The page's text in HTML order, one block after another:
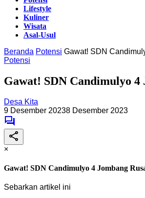
Lifestyle
Kuliner
Wisata
Asal-Usul
Beranda Potensi Gawat! SDN
Potensi
Gawat! SDN Candimulyo
Desa Kita
9 Desember 20238 Desember 2023
×
Gawat! SDN Candimulyo 4 Jombang
Sebarkan artikel ini